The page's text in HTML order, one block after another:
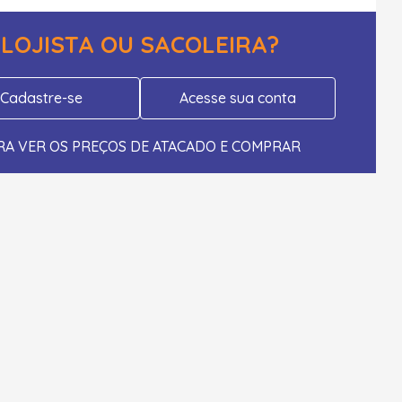
LOJISTA OU SACOLEIRA?
Cadastre-se Acesse sua conta
VER OS PREÇOS DE ATACADO E COMPRAR